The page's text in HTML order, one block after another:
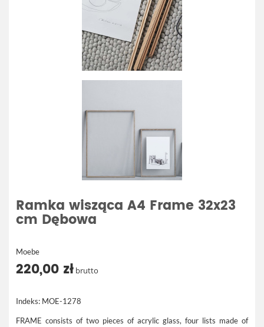
Ramka wisząca A4 Frame 32x23
cm Dębowa
Moebe
220,00 zł brutto
Indeks: MOE-1278
FRAME consists of two pieces of acrylic glass, four lists made of